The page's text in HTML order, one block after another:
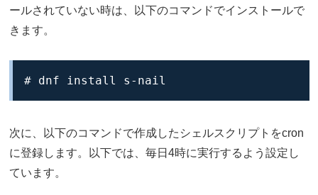
ールされていない時は、以下のコマンドでインストールで
きます。
# dnf install s-nail
次に、以下のコマンドで作成したシェルスクリプトをcron
に登録します。以下では、毎日4時に実行するよう設定し
ています。